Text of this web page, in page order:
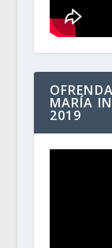
MARÍA
2019